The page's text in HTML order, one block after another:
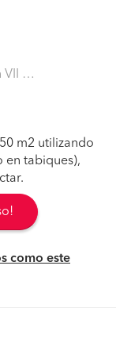
m2 utilizando
en tabiques),
como este